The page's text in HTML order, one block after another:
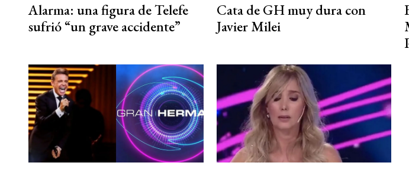
Alarma: una figura de Telefe
sufrió “un grave accidente”
Cata de GH muy dura con
Javier Milei